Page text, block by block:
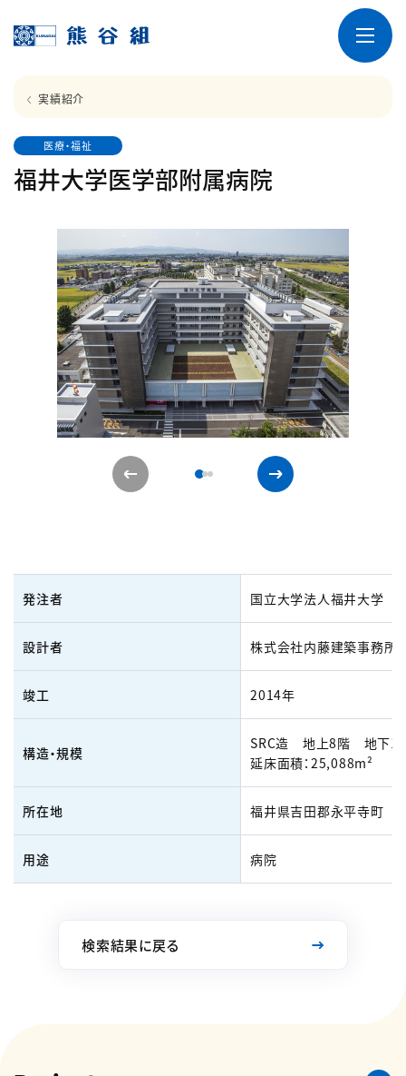
実績紹介
医療・福祉
福井大学医学部附属病院
発注者 国立大学法人福井大学
設計者 株式会社内藤建築事務所
竣工 2014年
構造・規模
SRC造 地上8階 地下1
延床面積：25,088m²
所在地 福井県吉田郡永平寺町
用途 病院
検索結果に戻る